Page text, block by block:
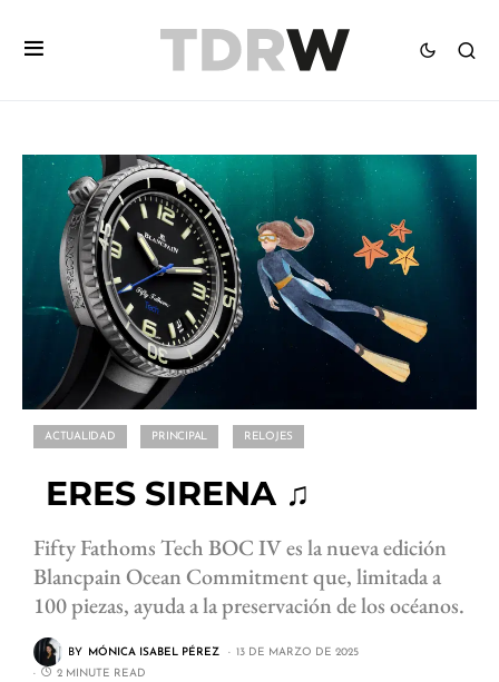
ACTUALIDAD PRINCIPAL RELOJES
ERES SIRENA ♫
Fifty Fathoms Tech BOC IV es la nueva edición
Blancpain Ocean Commitment que, limitada a
100 piezas, ayuda a la preservación de los océanos.
BY MÓNICA ISABEL PÉREZ
13 DE MARZO DE 2025
2 MINUTE READ